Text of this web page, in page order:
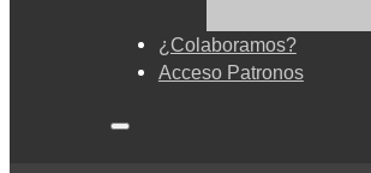
¿Colaboramos?
Acceso Patronos